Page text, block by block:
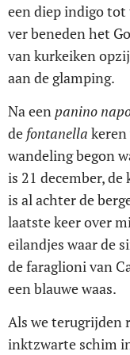
een diep indigo
ver beneden het
van kurkeiken
aan de glamping.
Na een panino
de fontanella keren
wandeling begon
is 21 december,
is al achter de
laatste keer over
eilandjes waar de
de faraglioni van
een blauwe waas.
Als we terugrijden
inktzwarte schim